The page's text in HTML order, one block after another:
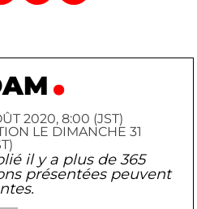
2020, 8:00 (JST)
LE DIMANCHE 31
il y a plus de 365
présentées peuvent